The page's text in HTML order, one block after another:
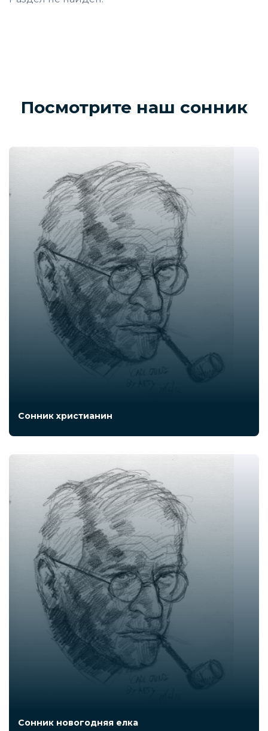
Посмотрите наш сонник
Сонник христианин
Сонник новогодняя елка